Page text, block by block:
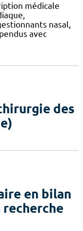
médicale
nasal,
avec
des
en bilan